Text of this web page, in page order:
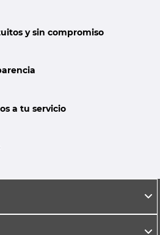
y sin compromiso
a tu servicio